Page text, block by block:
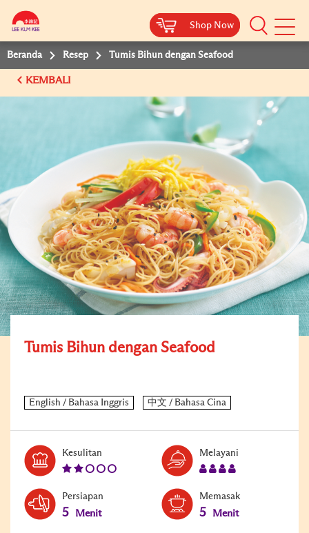
Shop Now
Shop Now
Beranda Resep Tumis Bihun dengan Seafood
KEMBALI
Tumis Bihun dengan Seafood
Kesulitan Melayani
Persiapan
5 Menit
Memasak
5 Menit